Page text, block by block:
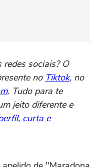
redes sociais? O
no Tiktok, no
. Tudo para te
jeito diferente e
curta e